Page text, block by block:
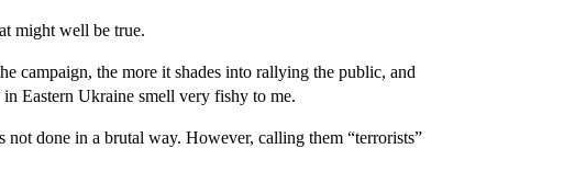
might well be true.
campaign, the more it shades into rallying the public, and
Eastern Ukraine smell very fishy to me.
done in a brutal way. However, calling them “terrorists”